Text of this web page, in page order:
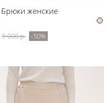
Брюки женские
9 000 р. -50%